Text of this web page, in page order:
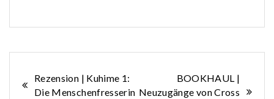
Beitragsnavigation
Rezension | Kuhime 1:
Die Menschenfresserin
BOOKHAUL |
Neuzugänge von Cross